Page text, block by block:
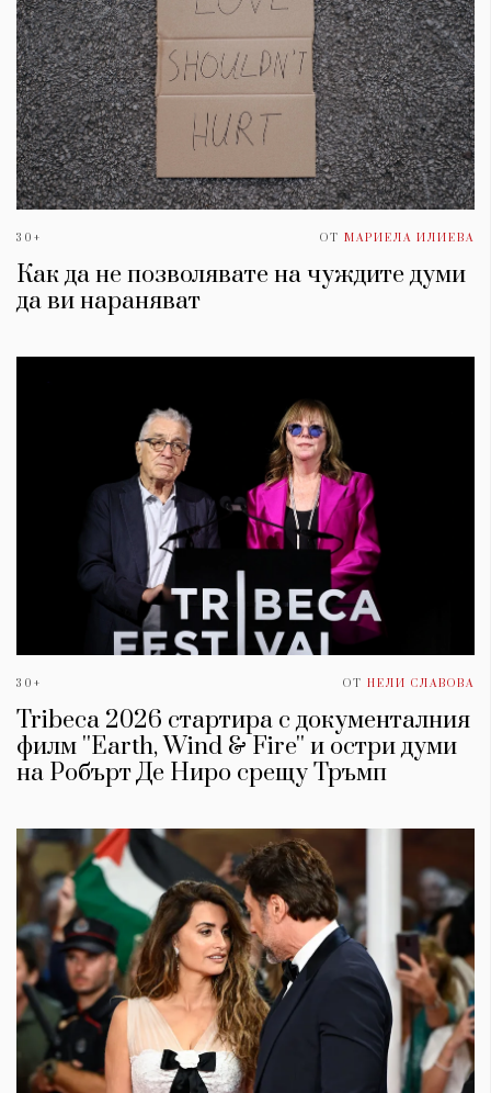
30+ ОТ МАРИЕЛА ИЛИЕВА
Как да не позволявате на чуждите думи
да ви нараняват
30+ ОТ НЕЛИ СЛАВОВА
Tribeca 2026 стартира с документалния
филм ''Earth, Wind & Fire'' и остри думи
на Робърт Де Ниро срещу Тръмп